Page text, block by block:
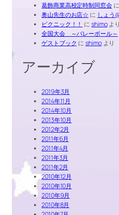
葛飾商業高校定時制同窓会に
奥山先生のお店☆ に しょう
ピクニック！！ にshimoより
全国大会 ～バレーボール～
ゲストブック にshimoより
アーカイブ
2019年3月
2014年11月
2014年10月
2013年10月
2012年2月
2011年6月
2011年4月
2011年3月
2011年2月
2010年12月
2010年10月
2010年9月
2010年8月